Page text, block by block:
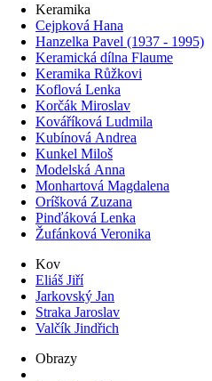
Keramika
Cejpková Hana
Hanzelka Pavel (1937 - 1995)
Keramická dílna Flaume
Keramika Růžkovi
Koflová Lenka
Korčák Miroslav
Kováříková Ludmila
Kubínová Andrea
Kunkel Miloš
Modelská Anna
Monhartová Magdalena
Oríšková Zuzana
Pinďáková Lenka
Žufánková Veronika
Kov
Eliáš Jiří
Jarkovský Jan
Straka Jaroslav
Valčík Jindřich
Obrazy